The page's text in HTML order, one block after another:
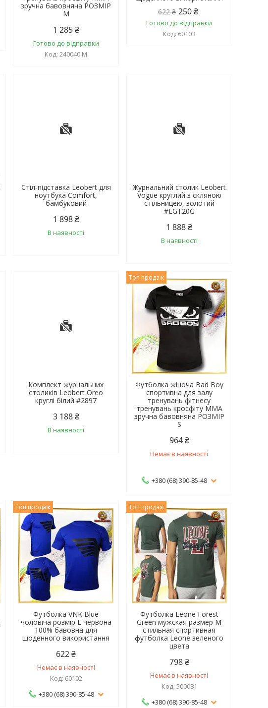
зручна бавовняна РОЗМІР
M
1 285 ₴
Готово до відправки
240040 M
622 ₴ 250 ₴
Готово до відправки
60103
Стіл-підставка Leobert для
ноутбука Comfort,
бамбуковий
1 898 ₴
В наявності
Журнальний столик Leobert
Vogue круглий з скляною
стільницею, золотий
#LGT20G
1 888 ₴
В наявності
Комплект журнальних
столиків Leobert Oreo
круглі білий #2897
3 188 ₴
В наявності
Топ продаж
Футболка жіноча Bad Boy
спортивна для залу
тренувань фітнесу
тренувань кросфіту MMA
зручна бавовняна РОЗМІР
S
964 ₴
Немає в наявності
+380 (68) 390-85-48
Топ продаж
Футболка VNK Blue
чоловіча розмір L червона
100% бавовна для
щоденного використання
622 ₴
Немає в наявності
60102
+380 (68) 390-85-48
Топ продаж
Футболка Leone Forest
Green мужская размер M
стильная спортивная
футболка Leone зеленого
цвета
798 ₴
Немає в наявності
500081
+380 (68) 390-85-48